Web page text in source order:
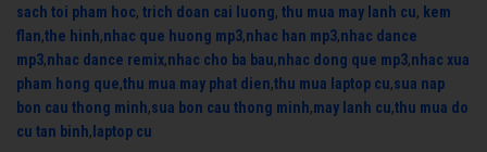
sach toi pham hoc, trich doan cai luong, thu mua may lanh cu, kem
flan,the hinh,nhac que huong mp3,nhac han mp3,nhac dance
mp3,nhac dance remix,nhac cho ba bau,nhac dong que mp3,nhac xua
pham hong que,thu mua may phat dien,thu mua laptop cu,sua nap
bon cau thong minh,sua bon cau thong minh,may lanh cu,thu mua do
cu tan binh, laptop cu